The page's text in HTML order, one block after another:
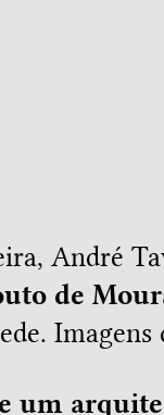
, André
de
Imagens
um